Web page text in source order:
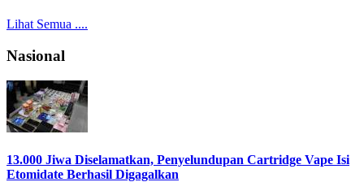
Lihat Semua ....
Nasional
13.000 Jiwa Diselamatkan, Penyelundupan Cartridge Vape Isi
Etomidate Berhasil Digagalkan